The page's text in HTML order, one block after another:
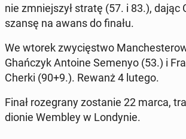
nie zmniej­szył stratę (57. i 83.), dając
szansę na awans do finału.
We wtorek zwy­cię­stwo
Ghań­czyk Antoine Semenyo (53.) i
Cherki (90+9.). Rewanż 4 lutego.
Finał ro­ze­gra­ny zo­sta­nie 22 marca,
dio­nie Wembley w Lon­dy­nie.